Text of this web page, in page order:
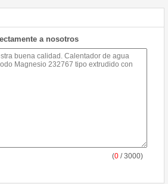
a nosotros
(0 / 3000)